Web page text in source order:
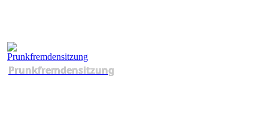
Prunkfremdensitzung